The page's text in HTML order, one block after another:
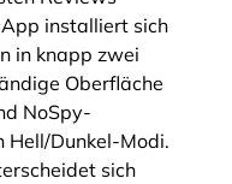
installiert sich
in knapp zwei
Oberfläche
NoSpy-
Hell/Dunkel-Modi.
sich